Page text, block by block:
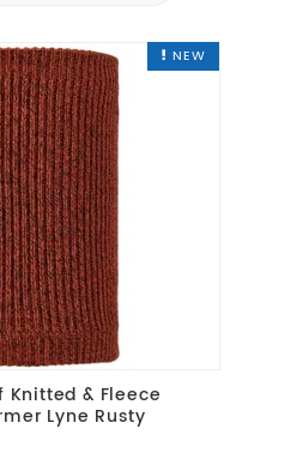
NEW
& Fleece
Lyne Rusty